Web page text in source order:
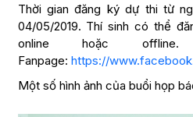
Thời gian đăng ký dự thi từ
04/05/2019. Thí sinh có thể
online hoặc
Fanpage: https://
Một số hình ảnh của buổi họp